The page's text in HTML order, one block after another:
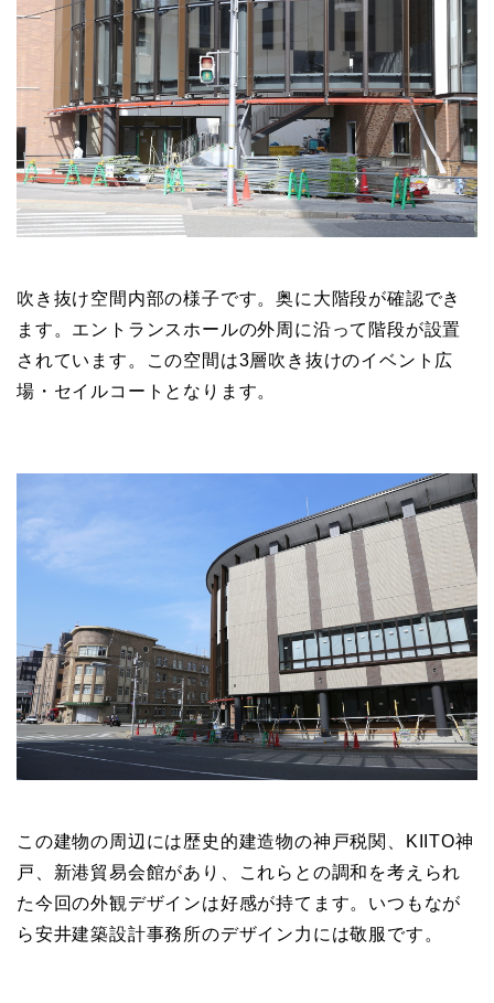
吹き抜け空間内部の様子です。奥に大階段が確認でき
ます。エントランスホールの外周に沿って階段が設置
されています。この空間は3層吹き抜けのイベント広
場・セイルコートとなります。
この建物の周辺には歴史的建造物の神戸税関、KIITO神
戸、新港貿易会館があり、これらとの調和を考えられ
た今回の外観デザインは好感が持てます。いつもなが
ら安井建築設計事務所のデザイン力には敬服です。